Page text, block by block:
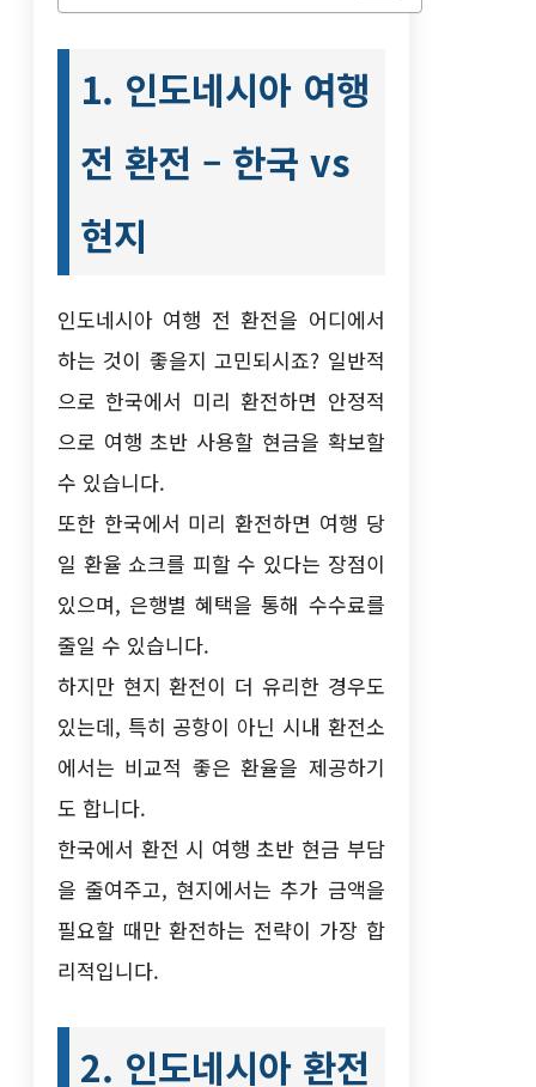
1. 인도네시아 여행
전 환전 – 한국 vs
현지
인도네시아 여행 전 환전을 어디에서
하는 것이 좋을지 고민되시죠? 일반적
으로 한국에서 미리 환전하면 안정적
으로 여행 초반 사용할 현금을 확보할
수 있습니다.
또한 한국에서 미리 환전하면 여행 당
일 환율 쇼크를 피할 수 있다는 장점이
있으며, 은행별 혜택을 통해 수수료를
줄일 수 있습니다.
하지만 현지 환전이 더 유리한 경우도
있는데, 특히 공항이 아닌 시내 환전소
에서는 비교적 좋은 환율을 제공하기
도 합니다.
한국에서 환전 시 여행 초반 현금 부담
을 줄여주고, 현지에서는 추가 금액을
필요할 때만 환전하는 전략이 가장 합
리적입니다.
2. 인도네시아 환전